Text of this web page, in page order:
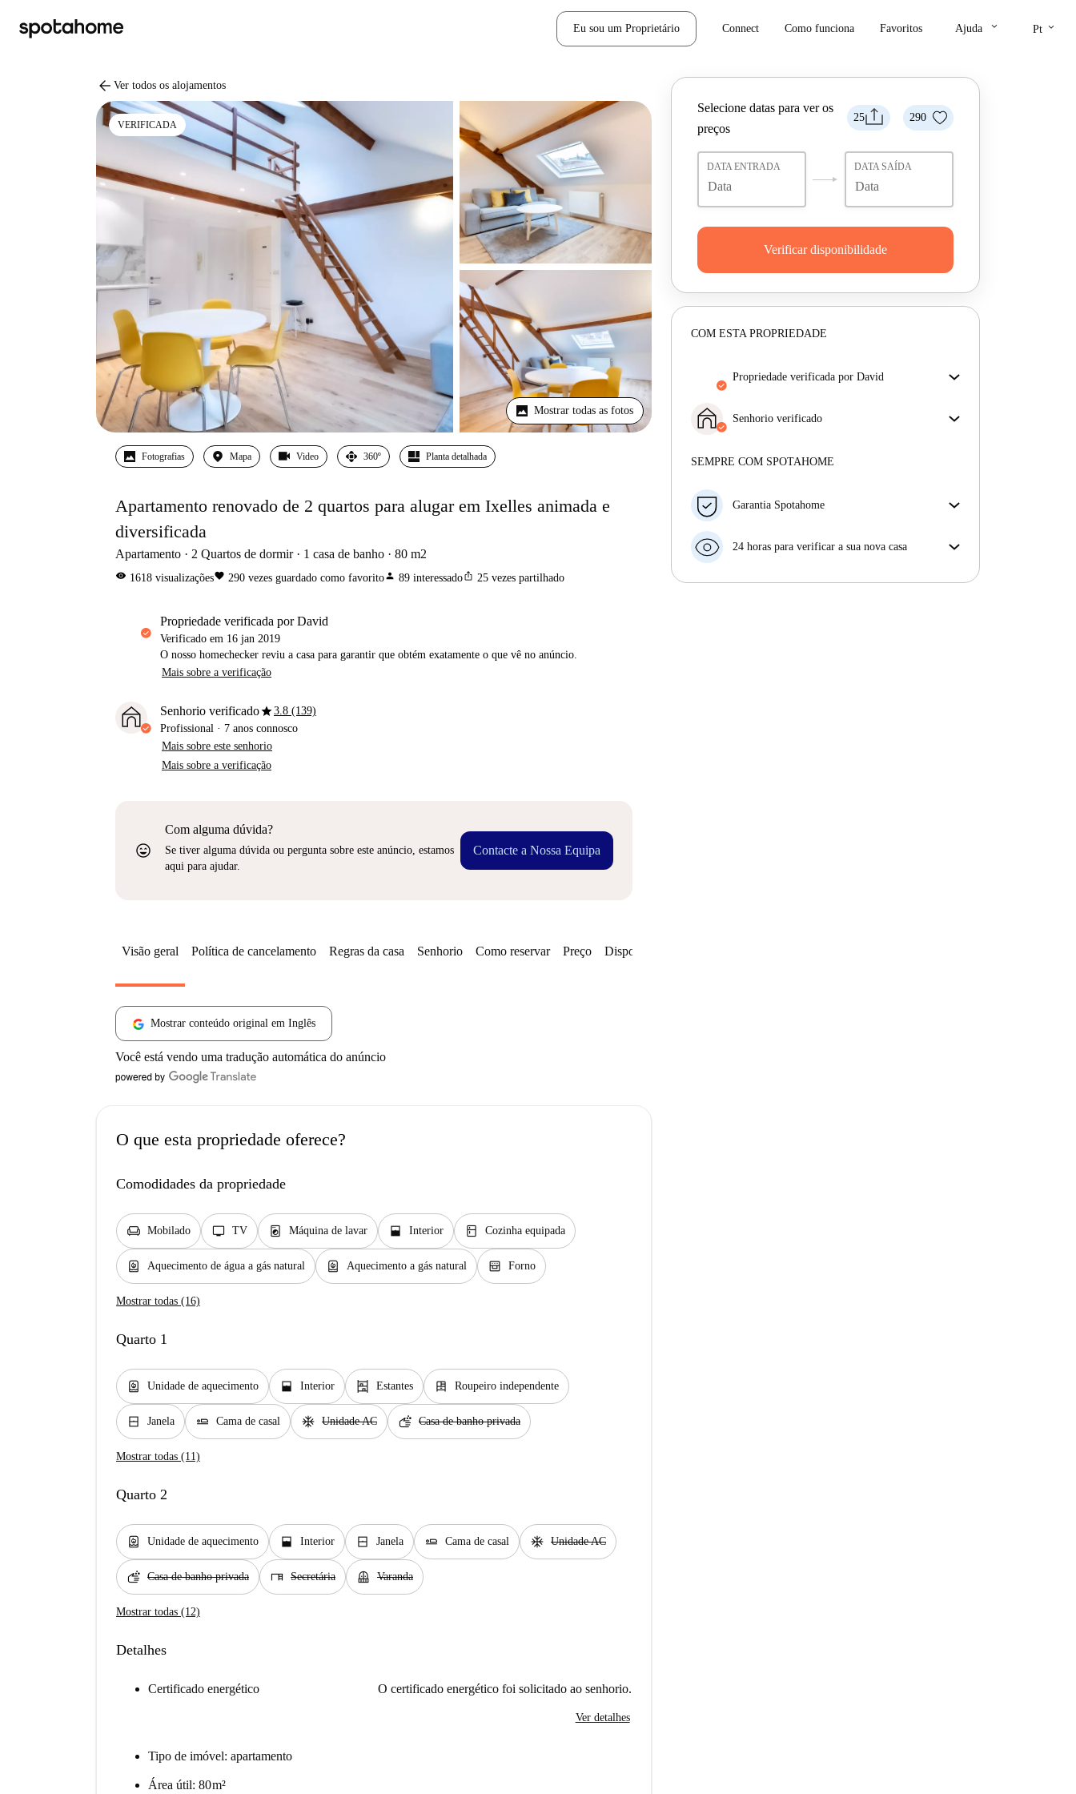
Eu sou um Proprietário Connect Como funciona Favoritos Ajuda keyboard_arrow_down Pt keyboard_arrow_down
arrow_back Ver todos os alojamentos
VERIFICADA
Mostrar todas as fotos
Fotografias Mapa Video 360º Planta detalhada
Apartamento renovado de 2 quartos para alugar em Ixelles animada e
diversificada
Apartamento 2 Quartos de dormir 1 casa de banho 80 m2
visibility 1618 visualizaçõesfavorite 290 vezes guardado como favoritoperson 89 interessadoios_share 25 vezes partilhado
propriedade verificada por David
Verificado em 16 jan 2019
O nosso homechecker reviu a casa para garantir que obtém exatamente o que vê no anúncio.
Mais sobre a verificação
Senhorio verificadostar3.8 (139)
Profissional · 7 anos connosco
Mais sobre este senhorio
Mais sobre a verificação
sentiment_very_satisfied
Com alguma dúvida?
Se tiver alguma dúvida ou pergunta sobre este anúncio, estamos
aqui para ajudar.
Contacte a Nossa Equipa
25 290
Selecione datas para ver os
preços
DATA ENTRADA DATA SAÍDA
Verificar disponibilidade
COM ESTA PROPRIEDADE
propriedade verificada por David
obtém exatamente o que vê no anúncio.
Mais sobre a verificação
Senhorio verificado
Mais sobre este senhorio
SEMPRE COM SPOTAHOME
Garantia Spotahome
antecedência, nós iremos A) pagar um hotel e ajudá-
seu dinheiro na totalidade.
24 horas para verificar a sua nova casa
Visão geral Política de cancelamento Regras da casa Senhorio Como reservar Preço Disponibilidades
Mostrar conteúdo original em Inglês
Você está vendo uma tradução automática do anúncio
O que esta propriedade oferece?
Comodidades da propriedade
chair Mobilado tv TV local_laundry_service Máquina de lavar window_open Interior kitchen Cozinha equipada
water_heater Aquecimento de água a gás natural water_heater Aquecimento a gás natural oven_gen Forno
Mostrar todas (16)
Quarto 1
water_heater Unidade de aquecimento window_open Interior shelves Estantes dresser Roupeiro independente
window_closed Janela airline_seat_flat Cama de casal ac_unit Unidade AC soap Casa de banho privada
Mostrar todas (11)
Quarto 2
water_heater Unidade de aquecimento window_open Interior window_closed Janela airline_seat_flat Cama de casal ac_unit Unidade AC
soap Casa de banho privada desk Secretária balcony Varanda
Mostrar todas (12)
Detalhes
Certificado energético O certificado energético foi solicitado ao senhorio.
Ver detalhes
Tipo de imóvel: apartamento
Área útil: 80 m²